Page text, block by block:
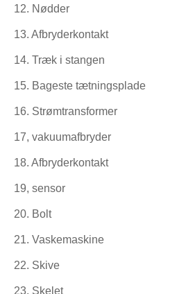
12. Nødder
13. Afbryderkontakt
14. Træk i stangen
15. Bageste tætningsplade
16. Strømtransformer
17, vakuumafbryder
18. Afbryderkontakt
19, sensor
20. Bolt
21. Vaskemaskine
22. Skive
23. Skelet